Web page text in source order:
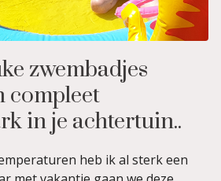
zwembadjes
compleet
in je achtertuin..
heb ik al sterk een